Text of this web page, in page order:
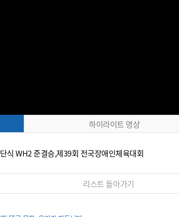
하이라이트 영상
식 WH2 준결승,제39회 전국장애인체육대회
리스트 돌아가기